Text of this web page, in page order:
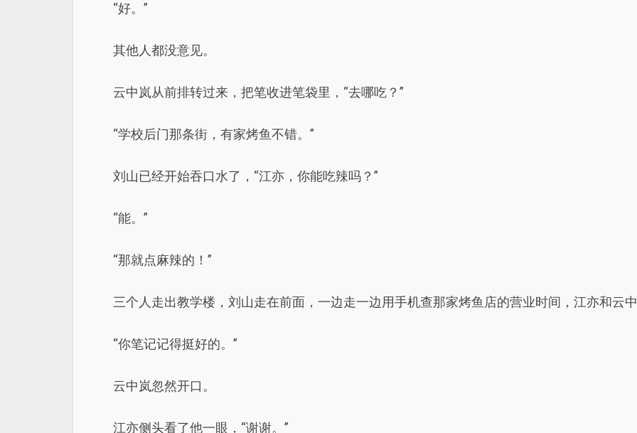
“好。”
其他人都没意见。
云中岚从前排转过来，把笔收进笔袋里，“去哪吃？”
“学校后门那条街，有家烤鱼不错。”
刘山已经开始吞口水了，“江亦，你能吃辣吗？”
“能。”
“那就点麻辣的！”
三个人走出教学楼，刘山走在前面，一边走一边用手机查那家烤鱼店的营业时间，江亦和云
“你笔记记得挺好的。”
云中岚忽然开口。
江亦侧头看了他一眼，“谢谢。”